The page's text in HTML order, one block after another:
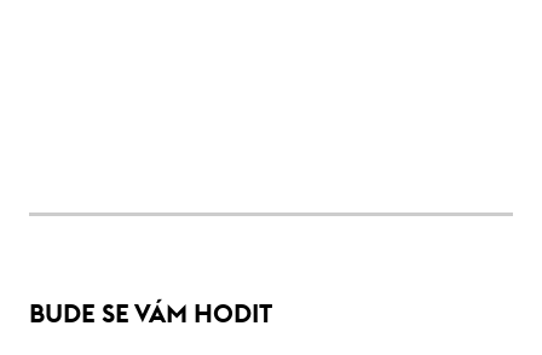
BUDE SE VÁM HODIT